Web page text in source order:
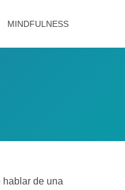
MINDFULNESS
de una